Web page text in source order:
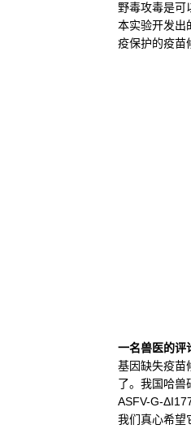
野毒攻毒是可
本实验开发出
疫保护的疫苗
一名兽医的评
基因缺失疫苗
了。我国哈兽
ASFV-G-
我们真心希望